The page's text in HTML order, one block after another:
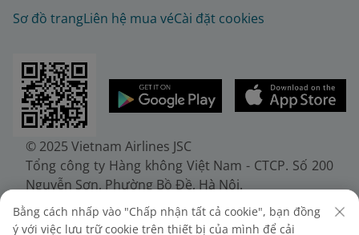
Sơ đồ trangLiên hệ mua véCài đặt cookies
© 2025 Vietnam Airlines JSC
Tổng công ty Hàng không Việt Nam - CTCP. Số 200
Nguyễn Sơn, Phường Bồ Đề, Hà Nội.
Điện thoại: (+84-24) 38272289. Fax: (+84-24)
38722375
Bằng cách nhấp vào "Chấp nhận tất cả cookie", bạn đồng
ý với việc lưu trữ cookie trên thiết bị của mình để cải